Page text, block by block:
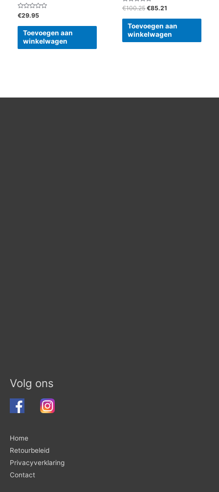
Gewaardeerd
0
uit
€29.95
Toevoegen aan
winkelwagen
Gewaardeerd
uit
€100.25 €85.21
Toevoegen aan
winkelwagen
Volg ons
Home
Retourbeleid
Privacyverklaring
Contact